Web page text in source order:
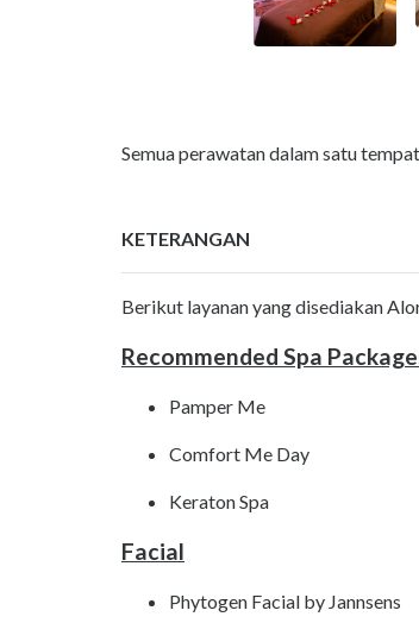
Semua perawatan dalam satu
KETERANGAN
Berikut layanan yang disediakan
Recommended Spa
Pamper Me
Comfort Me Day
Keraton Spa
Facial
Phytogen Facial by Jannsens